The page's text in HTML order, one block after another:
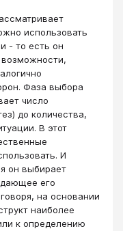
использовать
- то есть он
Фаза выбора
число
до количества,
В этот
И
он выбирает
его
на основании
наиболее
к определению